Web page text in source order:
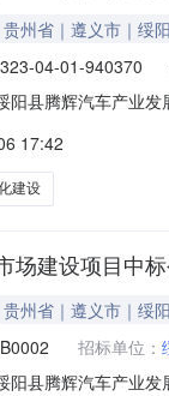
贵州省｜遵义市｜绥
04-01-940370
阳县腾辉汽车产业
招标
17:42
建设
场建设项目中
贵州省｜遵义市｜绥
招标单位：
阳县腾辉汽车产业